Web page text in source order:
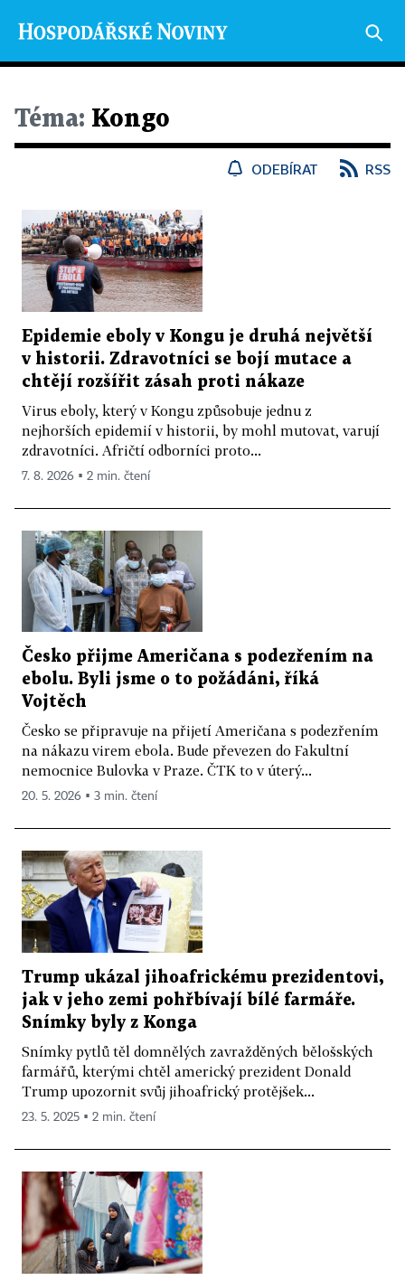
Téma: Kongo
ODEBÍRAT RSS
Epidemie eboly v Kongu je druhá největší
v historii. Zdravotníci se bojí mutace a
chtějí rozšířit zásah proti nákaze
Virus eboly, který v Kongu způsobuje jednu z
nejhorších epidemií v historii, by mohl mutovat, varují
zdravotníci. Afričtí odborníci proto...
7. 8. 2026 ▪ 2 min. čtení
Česko přijme Američana s podezřením na
ebolu. Byli jsme o to požádáni, říká
Vojtěch
Česko se připravuje na přijetí Američana s podezřením
na nákazu virem ebola. Bude převezen do Fakultní
nemocnice Bulovka v Praze. ČTK to v úterý...
20. 5. 2026 ▪ 3 min. čtení
Trump ukázal jihoafrickému prezidentovi,
jak v jeho zemi pohřbívají bílé farmáře.
Snímky byly z Konga
Snímky pytlů těl domnělých zavražděných bělošských
farmářů, kterými chtěl americký prezident Donald
Trump upozornit svůj jihoafrický protějšek...
23. 5. 2025 ▪ 2 min. čtení